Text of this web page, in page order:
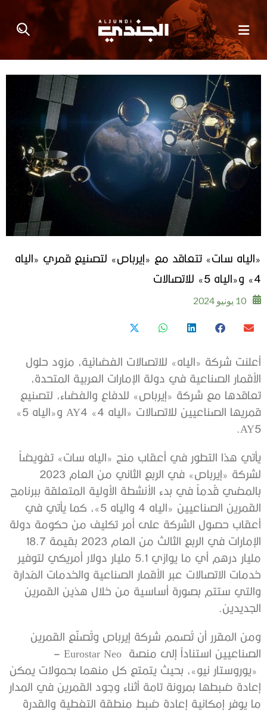
«الياه سات» تتعاقد مع «إيرباص» لتصنيع قمري «الياه
4» و«الياه 5» للاتصالات
10 يونيو 2024
أعلنت شركة «الياه» للاتصالات الفضائية، مزود حلول
الأقمار الصناعية في دولة الإمارات العربية المتحدة،
تعاقدها مع شركة «إيرباص» للدفاع والفضاء، لتصنيع
قمريها الصناعيين للاتصالات «الياه 4» AY4 و«الياه 5»
AY5.
يأتي هذا التطور في أعقاب منح «الياه سات» تفويضاً
لشركة «إيرباص» في الربع الثاني من العام 2023
بالمضي قُدماً في بدء الأنشطة الأولية المتعلقة ببرنامج
القمرين الصناعيين «الياه 4 والياه 5»، كما يأتي في
أعقاب حصول الشركة على أمر تكليف من حكومة دولة
الإمارات في الربع الثالث من العام 2023 بقيمة 18.7
مليار درهم أي ما يوازي 5.1 مليار دولار أمريكي لتوفير
خدمات الاتصالات عبر الأقمار الصناعية والخدمات المُدارة
والتي ستتم بصورة أساسية من خلال هذين القمرين
الجديدين.
ومن المقرر أن تُصمم شركة إيرباص وتُصنّع القمرين
الصناعيين استناداً إلى منصة Eurostar Neo –
«يوروستار نيو»، بحيث يتمتع كل منهما بحمولات يمكن
إعادة ضبطها بمرونة تامة أثناء وجود القمرين في المدار
ما يوفر إمكانية إعادة ضبط منطقة التغطية والقدرة